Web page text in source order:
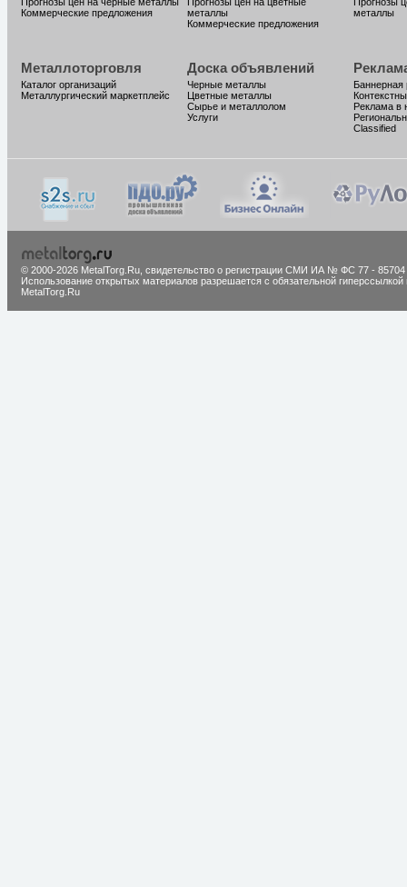
Коммерческие предложения
металлы
Коммерческие предложения
металлы
Металлоторговля
Каталог организаций
Металлургический маркетплейс
Доска объявлений
Черные металлы
Цветные металлы
Сырье и металлолом
Услуги
Баннерная
Реклама в
Classified
© 2000-2026 MetalTorg.Ru, cвидетельство о регистрации СМИ ИА № ФС 77 - 85704
Использование открытых материалов разрешается с обязательной гиперссылкой
MetalTorg.Ru